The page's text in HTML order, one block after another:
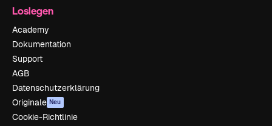
Loslegen
Academy
Dokumentation
Support
AGB
Datenschutzerklärung
Originale Neu
Cookie-Richtlinie